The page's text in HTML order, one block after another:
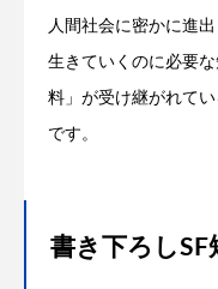
人間社会に密かに進
生きていくのに必要
料」が受け継がれて
です。
書き下ろしSF